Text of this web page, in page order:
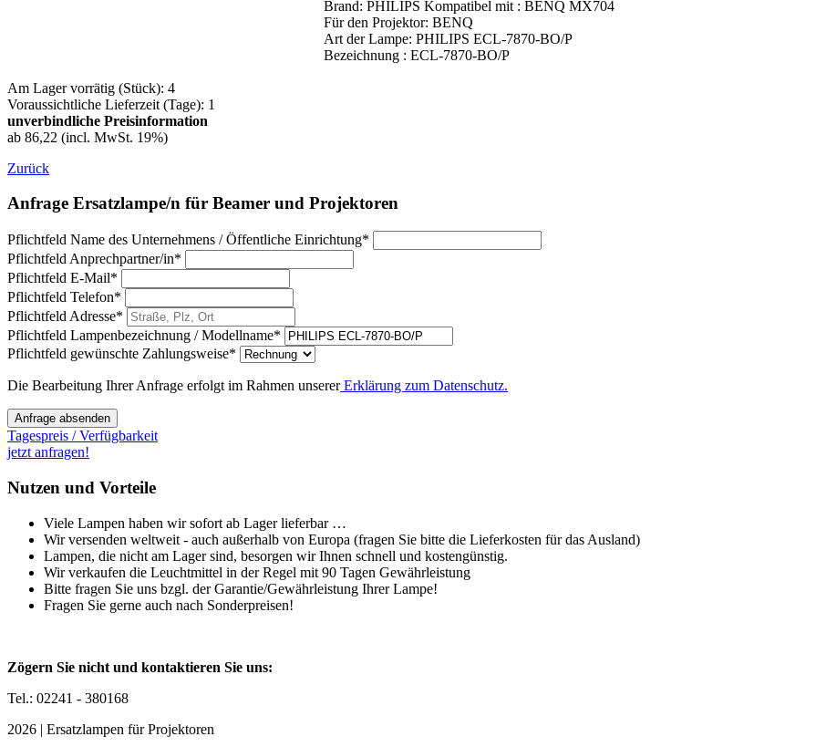
Brand: PHILIPS Kompatibel mit : BENQ MX704
Für den Projektor: BENQ
Art der Lampe: PHILIPS ECL-7870-BO/P
Bezeichnung : ECL-7870-BO/P
Am Lager vorrätig (Stück): 4
Voraussichtliche Lieferzeit (Tage): 1
unverbindliche Preisinformation
ab 86,22 (incl. MwSt. 19%)
Zurück
Anfrage Ersatzlampe/n für Beamer und Projektoren
Pflichtfeld Name des Unternehmens / Öffentliche Einrichtung*
Pflichtfeld Anprechpartner/in*
Pflichtfeld E-Mail*
Pflichtfeld Telefon*
Pflichtfeld Adresse*
Pflichtfeld Lampenbezeichnung / Modellname*
Pflichtfeld gewünschte Zahlungsweise*
Die Bearbeitung Ihrer Anfrage erfolgt im Rahmen unsererErklärung zum Datenschutz.
Anfrage absenden
Tagespreis / Verfügbarkeit
jetzt anfragen!
Nutzen und Vorteile
Viele Lampen haben wir sofort ab Lager lieferbar …
Wir versenden weltweit - auch außerhalb von Europa (fragen Sie bitte die Lieferkosten für das Ausland)
Lampen, die nicht am Lager sind, besorgen wir Ihnen schnell und kostengünstig.
Wir verkaufen die Leuchtmittel in der Regel mit 90 Tagen Gewährleistung
Bitte fragen Sie uns bzgl. der Garantie/Gewährleistung Ihrer Lampe!
Fragen Sie gerne auch nach Sonderpreisen!
Zögern Sie nicht und kontaktieren Sie uns:
Tel.: 02241 - 380168
2026 | Ersatzlampen für Projektoren